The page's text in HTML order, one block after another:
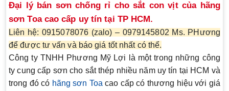
Đại lý bán sơn chống rỉ cho sắt con vịt của hãng
sơn Toa cao cấp uy tín tại TP HCM.
Liên hệ: 0915078076 (zalo) – 0979145802 Ms. PHương
để được tư vấn và báo giá tốt nhất có thể.
Công ty TNHH Phương Mỹ Lợi là một trong những công
ty cung cấp sơn cho sắt thép nhiều năm uy tín tại HCM và
trong đó có hãng sơn Toa cao cấp có thương hiệu với giá